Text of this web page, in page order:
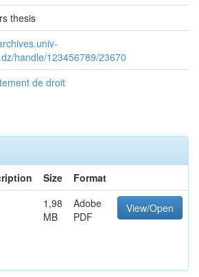
thesis
handle/123456789/23670
de droit
Size
Format
1,98
MB
Adobe
PDF
View/Open